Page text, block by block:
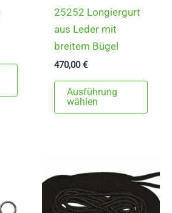
25252 Longiergurt
aus Leder mit
breitem Bügel
470,00€
Ausführung
wählen
auf.
Die